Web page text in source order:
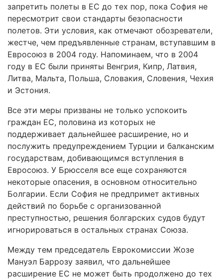
запретить полеты в ЕС до тех пор, пока София не
пересмотрит свои стандарты безопасности
полетов. Эти условия, как отмечают обозреватели,
жестче, чем предъявленные странам, вступавшим в
Евросоюз в 2004 году. Напоминаем, что в 2004
году в ЕС были приняты Венгрия, Кипр, Латвия,
Литва, Мальта, Польша, Словакия, Словения, Чехия
и Эстония.
Все эти меры призваны не только успокоить
граждан ЕС, половина из которых не
поддерживает дальнейшее расширение, но и
послужить предупреждением Турции и балканским
государствам, добивающимся вступления в
Евросоюз. У Брюсселя все еще сохраняются
некоторые опасения, в основном относительно
Болгарии. Если София не предпримет активных
действий по борьбе с организованной
преступностью, решения болгарских судов будут
игнорироваться в остальных странах Союза.
Между тем председатель Еврокомиссии Жозе
Мануэл Баррозу заявил, что дальнейшее
расширение ЕС не может быть продолжено до тех